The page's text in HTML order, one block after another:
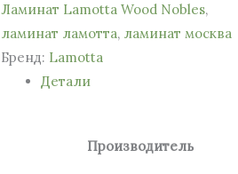
Ламинат Lamotta Wood Nobles,
ламинат ламотта, ламинат москва
Бренд: Lamotta
Детали
Производитель